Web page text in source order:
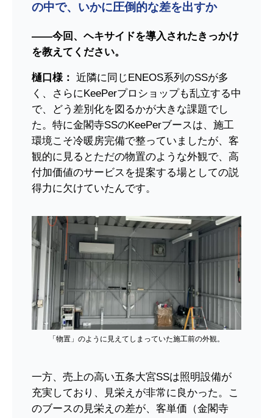
の中で、いかに圧倒的な差を出すか
――今回、ヘキサイドを導入されたきっかけ
を教えてください。
樋口様： 近隣に同じENEOS系列のSSが多
く、さらにKeePerプロショップも乱立する中
で、どう差別化を図るかが大きな課題でし
た。特に金閣寺SSのKeePerブースは、施工
環境こそ冷暖房完備で整っていましたが、客
観的に見るとただの物置のような外観で、高
付加価値のサービスを提案する場としての説
得力に欠けていたんです。
「物置」のように見えてしまっていた施工前の外観。
一方、売上の高い五条大宮SSは照明設備が
充実しており、見栄えが非常に良かった。こ
のブースの見栄えの差が、客単価（金閣寺